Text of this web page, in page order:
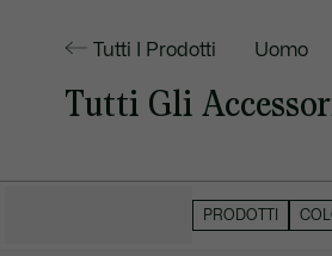
Tutti I Prodotti Uomo
Tutti Gli
PRODOTTI